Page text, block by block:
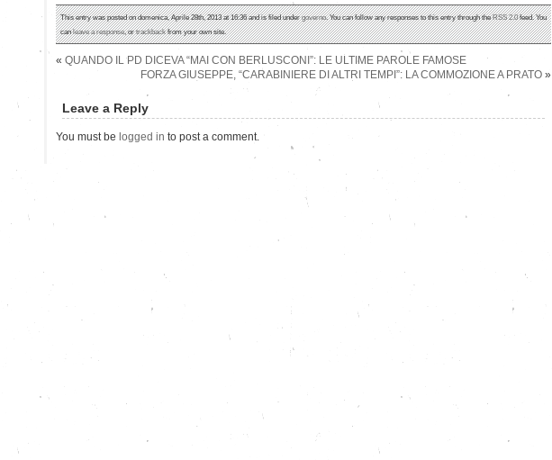
This entry was posted on domenica, Aprile 28th, 2013 at 16:36 and is filed undergoverno. You can follow any responses to this entry through theRSS 2.0feed. You
canleave a response, ortrackbackfrom your own site.
« QUANDO IL PD DICEVA “MAI CON BERLUSCONI”: LE ULTIME PAROLE FAMOSE
FORZA GIUSEPPE, “CARABINIERE DI ALTRI TEMPI”: LA COMMOZIONE A PRATO »
Leave a Reply
You must be logged in to post a comment.